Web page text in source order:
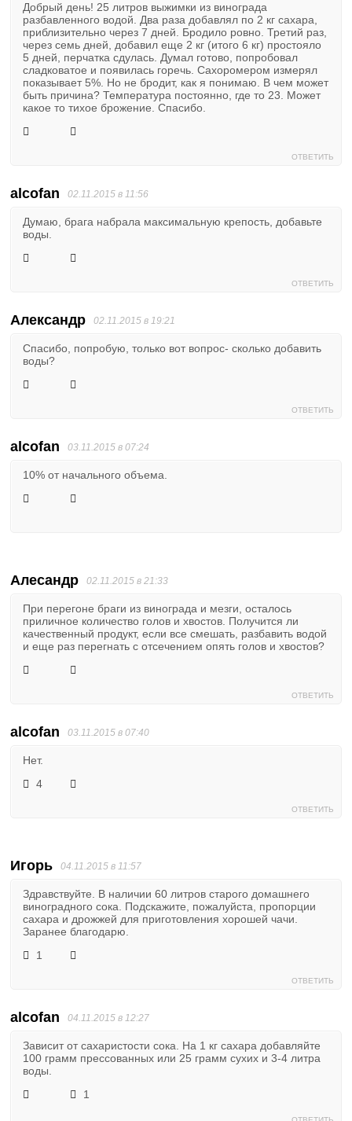
Добрый день! 25 литров выжимки из винограда
разбавленного водой. Два раза добавлял по 2 кг сахара,
приблизительно через 7 дней. Бродило ровно. Третий раз,
через семь дней, добавил еще 2 кг (итого 6 кг) простояло
5 дней, перчатка сдулась. Думал готово, попробовал
сладковатое и появилась горечь. Сахоромером измерял
показывает 5%. Но не бродит, как я понимаю. В чем может
быть причина? Температура постоянно, где то 23. Может
какое то тихое брожение. Спасибо.
ОТВЕТИТЬ
alcofan 02.11.2015 в 11:56
Думаю, брага набрала максимальную крепость, добавьте
воды.
ОТВЕТИТЬ
Александр 02.11.2015 в 19:21
Спасибо, попробую, только вот вопрос- сколько добавить
воды?
ОТВЕТИТЬ
alcofan 03.11.2015 в 07:24
10% от начального объема.
Алесандр 02.11.2015 в 21:33
При перегоне браги из винограда и мезги, осталось
приличное количество голов и хвостов. Получится ли
качественный продукт, если все смешать, разбавить водой
и еще раз перегнать с отсечением опять голов и хвостов?
ОТВЕТИТЬ
alcofan 03.11.2015 в 07:40
Нет.
4
ОТВЕТИТЬ
Игорь 04.11.2015 в 11:57
Здравствуйте. В наличии 60 литров старого домашнего
виноградного сока. Подскажите, пожалуйста, пропорции
сахара и дрожжей для приготовления хорошей чачи.
Заранее благодарю.
1
ОТВЕТИТЬ
alcofan 04.11.2015 в 12:27
Зависит от сахаристости сока. На 1 кг сахара добавляйте
100 грамм прессованных или 25 грамм сухих и 3-4 литра
воды.
1